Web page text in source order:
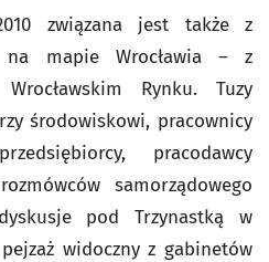
związana jest także z
na mapie Wrocławia – z
Rynku. Tuzy
środowiskowi, pracownicy
pracodawcy
samorządowego
pod Trzynastką w
widoczny z gabinetów